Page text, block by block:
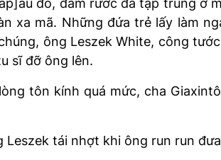
xa mã. Những đứa trẻ lấy làm
ông Leszek White, công
sĩ đỡ ông lên.
tôn kính quá mức, cha
Leszek tái nhợt khi ông run run